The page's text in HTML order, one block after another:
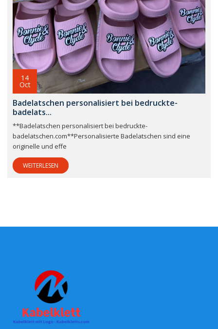
14
Oct
Badelatschen personalisiert bei bedruckte-
badelats...
**Badelatschen personalisiert bei bedruckte-
badelatschen.com**Personalisierte Badelatschen sind eine
originelle und effe
WEITERLESEN